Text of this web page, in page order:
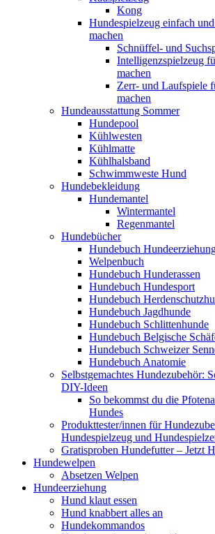
Kong
Hundespielzeug einfach
machen
Schnüffel- und
Intelligenzspielzeug
machen
Zerr- und Laufspiele
machen
Hundeausstattung Sommer
Hundepool
Kühlwesten
Kühlmatte
Kühlhalsband
Schwimmweste Hund
Hundebekleidung
Hundemantel
Wintermantel
Regenmantel
Hundebücher
Hundebuch
Welpenbuch
Hundebuch Hunderassen
Hundebuch Hundesport
Hundebuch
Hundebuch Jagdhunde
Hundebuch Schlittenhunde
Hundebuch Belgische
Hundebuch Schweizer
Hundebuch Anatomie
Selbstgemachtes Hundezubehör:
DIY-Ideen
So bekommst du die
Hundes
Produkttester/innen für
Hundespielzeug und
Gratisproben Hundefutter – Jetzt
Hundewelpen
Absetzen Welpen
Hundeerziehung
Hund klaut essen
Hund knabbert alles an
Hundekommandos